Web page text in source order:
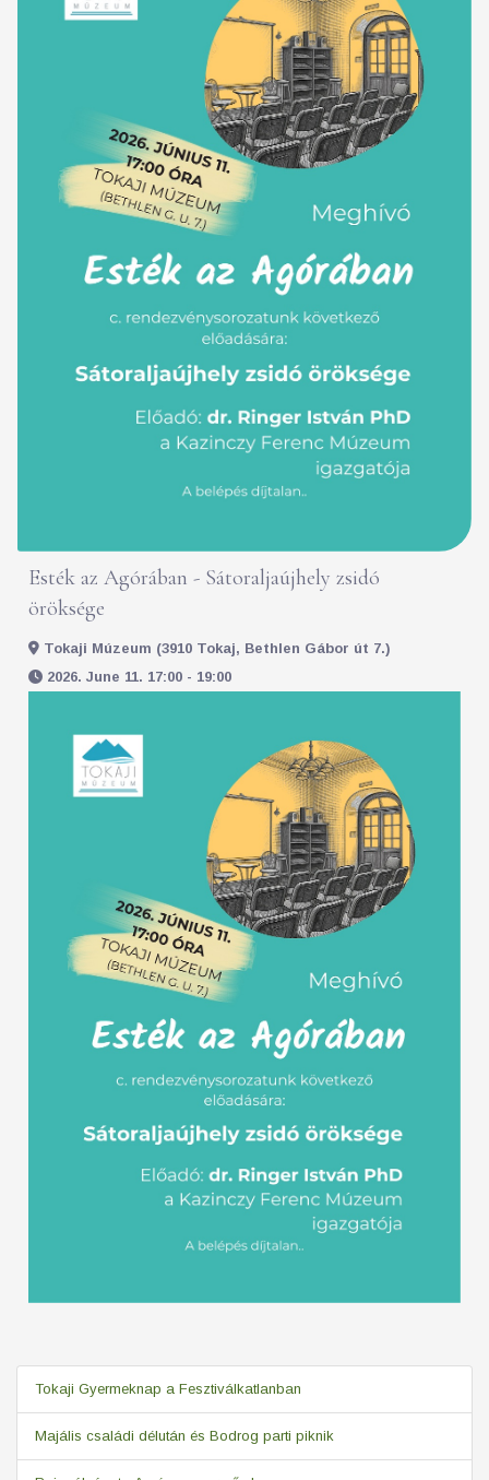
Esték az Agórában - Sátoraljaújhely zsidó
öröksége
Tokaji Múzeum (3910 Tokaj, Bethlen Gábor út 7.)
2026. June 11. 17:00 - 19:00
Tokaji Gyermeknap a Fesztiválkatlanban
Majális családi délután és Bodrog parti piknik